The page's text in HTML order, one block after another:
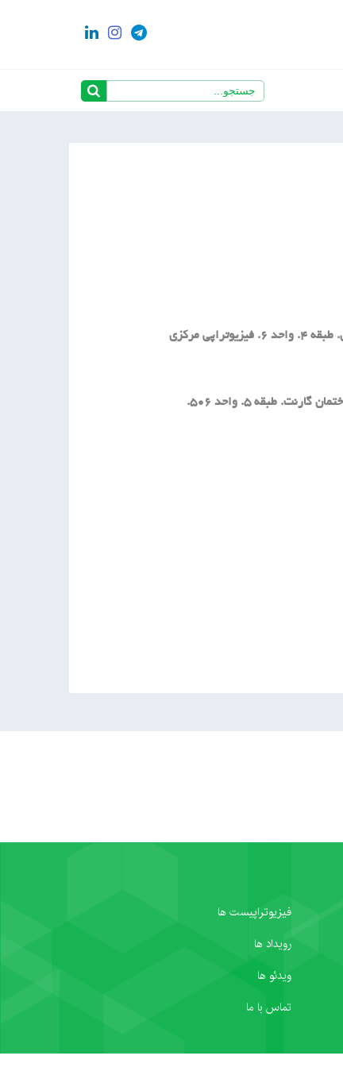
کرج. مهرشهر. خیابان حسین آباد. جنب مسجد جامع. ساختمان سبز تبریزی. طبقه 4. واحد 6. فیزیوتراپی مرکزی
کرج. گلشهر . خیابان درختی. جنب میدان عطار و کارواش بزرگ البرز. ساختمان گارنت. طبقه 5. واحد 506.
فیزیوتراپیست ها
رویداد ها
ویدئو ها
تماس با ما